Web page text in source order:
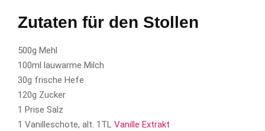
Zutaten für den Stollen
500g Mehl
100ml lauwarme Milch
30g frische Hefe
120g Zucker
1 Prise Salz
1 Vanilleschote, alt. 1TL Vanille Extrakt